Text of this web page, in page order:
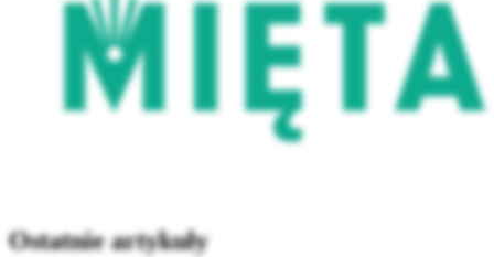
Ostatnie artykuły